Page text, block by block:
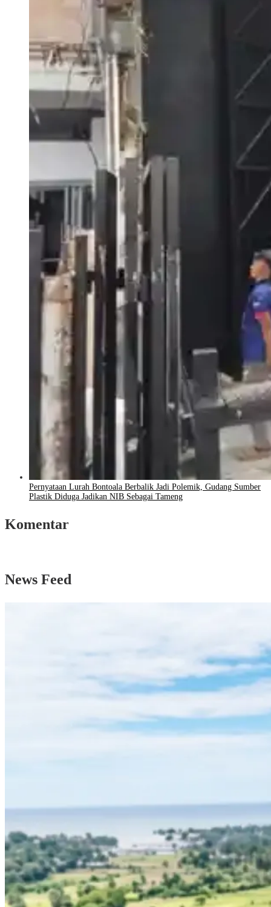
Pernyataan Lurah Bontoala Berbalik Jadi Polemik, Gudang Sumber
Plastik Diduga Jadikan NIB Sebagai Tameng
Komentar
News Feed